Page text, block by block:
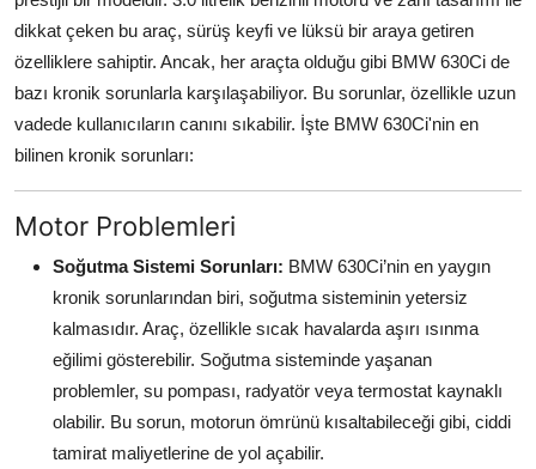
Aydınlatma & Görüş
Şanzıman & Aktarma
Dizel Sistemler
Multimedya & Elektronik
dikkat çeken bu araç, sürüş keyfi ve lüksü bir araya getiren
özelliklere sahiptir. Ancak, her araçta olduğu gibi BMW 630Ci de
bazı kronik sorunlarla karşılaşabiliyor. Bu sorunlar, özellikle uzun
vadede kullanıcıların canını sıkabilir. İşte BMW 630Ci'nin en
bilinen kronik sorunları:
Motor Problemleri
Soğutma Sistemi Sorunları: BMW 630Ci’nin en yaygın
kronik sorunlarından biri, soğutma sisteminin yetersiz
kalmasıdır. Araç, özellikle sıcak havalarda aşırı ısınma
eğilimi gösterebilir. Soğutma sisteminde yaşanan
problemler, su pompası, radyatör veya termostat kaynaklı
olabilir. Bu sorun, motorun ömrünü kısaltabileceği gibi, ciddi
tamirat maliyetlerine de yol açabilir.